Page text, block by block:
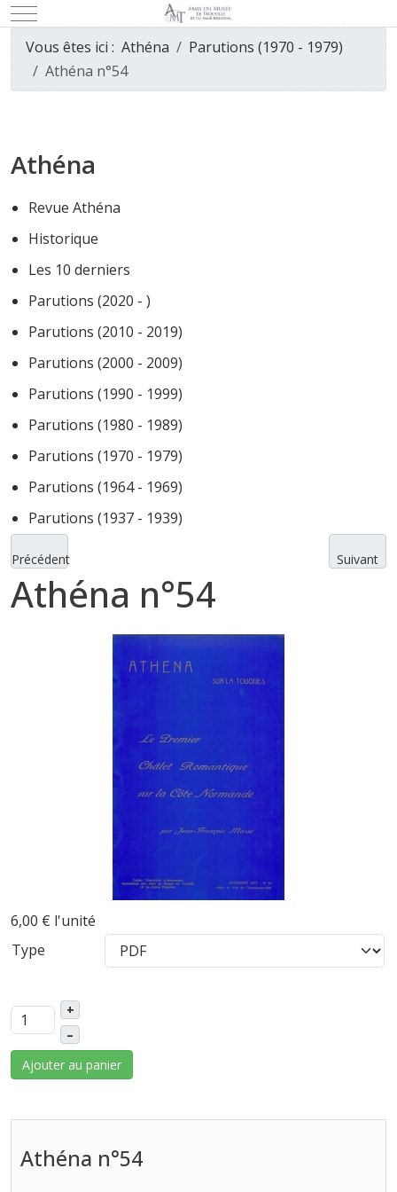
Mobile Menu Toggle
Vous êtes ici : Athéna
Parutions (1970 - 1979)
Athéna n°54
Athéna
Revue Athéna
Historique
Les 10 derniers
Parutions (2020 - )
Parutions (2010 - 2019)
Parutions (2000 - 2009)
Parutions (1990 - 1999)
Parutions (1980 - 1989)
Parutions (1970 - 1979)
Parutions (1964 - 1969)
Parutions (1937 - 1939)
Précédent Suivant
Athéna n°54
6,00 € l'unité
Type
+
–
Ajouter au panier
Athéna n°54